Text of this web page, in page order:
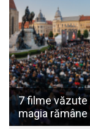
7 filme văzute
magia